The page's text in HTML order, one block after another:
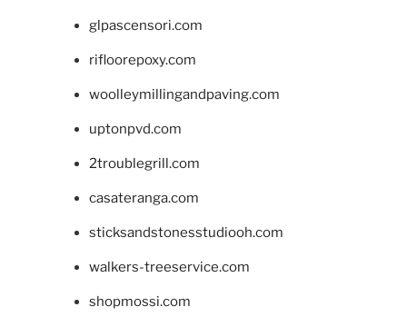
glpascensori.com
rifloorepoxy.com
woolleymillingandpaving.com
uptonpvd.com
2troublegrill.com
casateranga.com
sticksandstonesstudiooh.com
walkers-treeservice.com
shopmossi.com